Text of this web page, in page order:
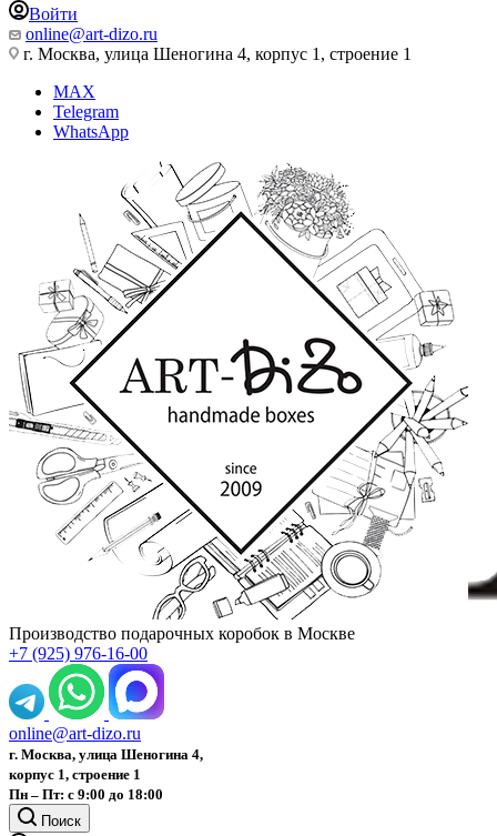
Войти
online@art-dizo.ru
г. Москва, улица Шеногина 4, корпус 1, строение 1
MAX
Telegram
WhatsApp
Производство подарочных коробок в Москве
+7 (925) 976-16-00
online@art-dizo.ru
г. Москва, улица Шеногина 4,
корпус 1, строение 1
Пн – Пт: с 9:00 до 18:00
Поиск